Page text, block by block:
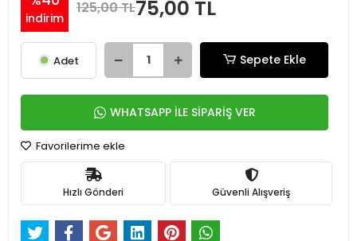
indirim
125,00 TL75,00 TL
Adet Sepete Ekle
WHATSAPP İLE SİPARİŞ VER
Favorilerime ekle
Hızlı Gönderi Güvenli Alışveriş